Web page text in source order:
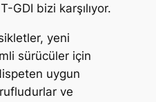
GDI bizi karşılıyor.
yeni
sürücüler için
uygun
ve